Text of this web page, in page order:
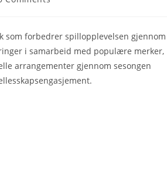
som forbedrer spillopplevelsen gjennom
i samarbeid med populære merker,
arrangementer gjennom sesongen